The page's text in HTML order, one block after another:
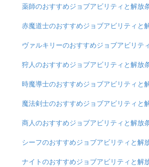
薬師のおすすめジョブアビリティと解放
赤魔道士のおすすめジョブアビリティと
ヴァルキリーのおすすめジョブアビリテ
狩人のおすすめジョブアビリティと解放
時魔導士のおすすめジョブアビリティと
魔法剣士のおすすめジョブアビリティと
商人のおすすめジョブアビリティと解放
シーフのおすすめジョブアビリティと解
ナイトのおすすめジョブアビリティと解